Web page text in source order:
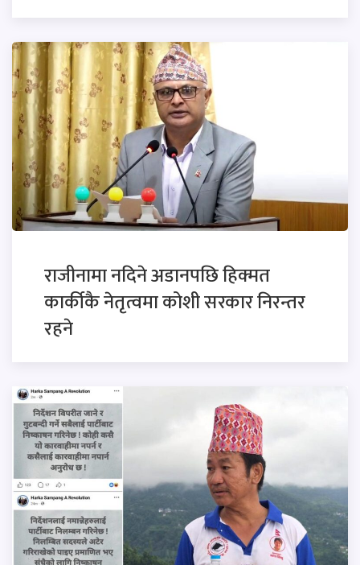
राजीनामा नदिने अडानपछि हिक्मत
कार्कीकै नेतृत्वमा कोशी सरकार निरन्तर
रहने